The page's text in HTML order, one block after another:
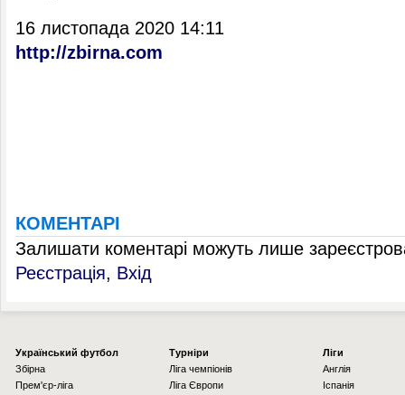
16 листопада 2020 14:11
http://zbirna.com
КОМЕНТАРІ
Залишати коментарі можуть лише
Реєстрація, Вхід
Українcький футбол
Збірна
Прем'єр-ліга
Турніри
Ліга чемпіонів
Ліга Європи
Ліги
Англія
Іспанія